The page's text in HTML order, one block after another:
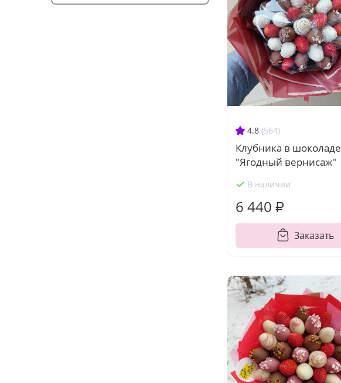
4.8 (564)
Клубника в шоколаде
"Ягодный вернисаж"
В наличии
6 440 ₽
Заказать